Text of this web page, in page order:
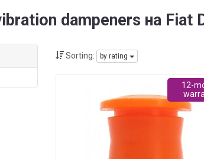
dampeners на Fiat
Sorting: by rating
12-